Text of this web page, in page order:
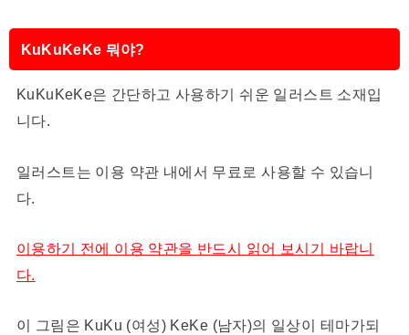
KuKuKeKe 뭐야?
KuKuKeKe은 간단하고 사용하기 쉬운 일러스트 소재입
니다.
일러스트는 이용 약관 내에서 무료로 사용할 수 있습니
다.
이용하기 전에 이용 약관을 반드시 읽어 보시기 바랍니
다.
이 그림은 KuKu (여성) KeKe (남자)의 일상이 테마가되